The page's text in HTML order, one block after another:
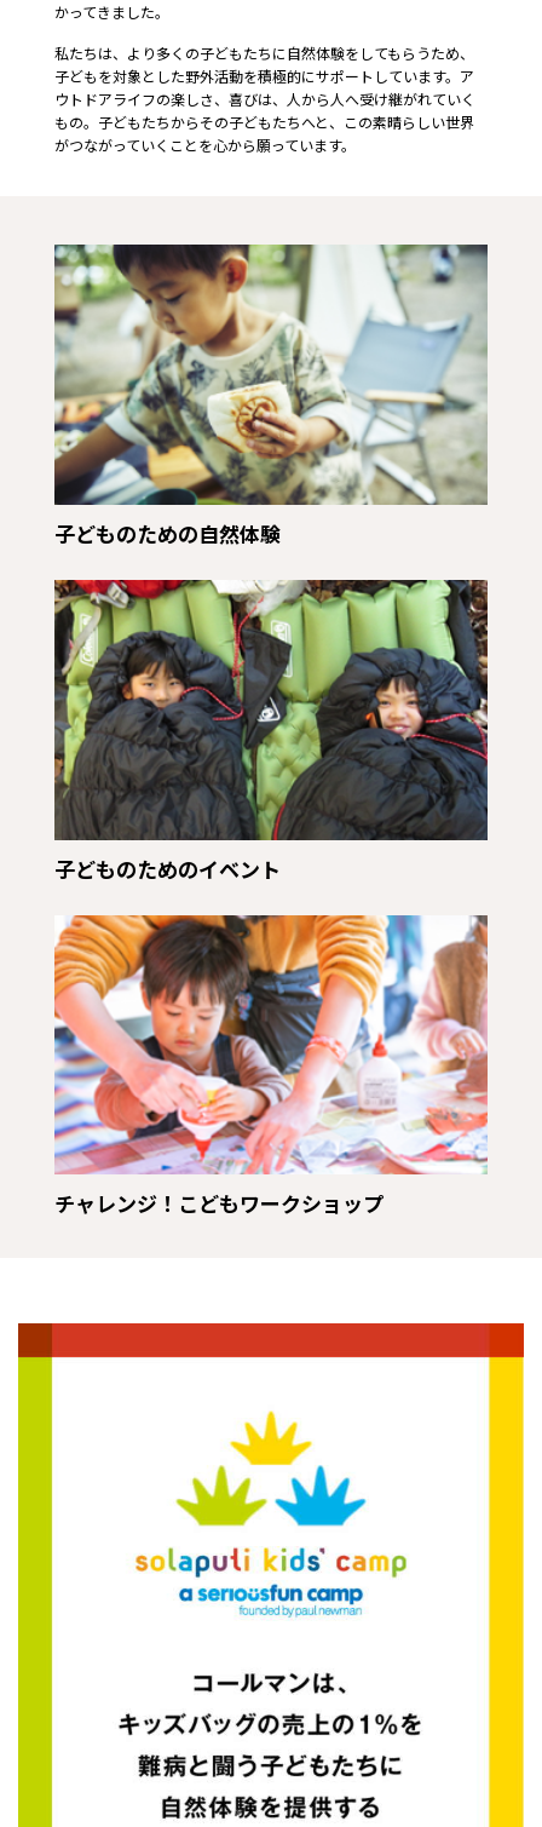
かってきました。
私たちは、より多くの子どもたちに自然体験をしてもらうため、
子どもを対象とした野外活動を積極的にサポートしています。ア
ウトドアライフの楽しさ、喜びは、人から人へ受け継がれていく
もの。子どもたちからその子どもたちへと、この素晴らしい世界
がつながっていくことを心から願っています。
子どものための自然体験
子どものためのイベント
チャレンジ！こどもワークショップ